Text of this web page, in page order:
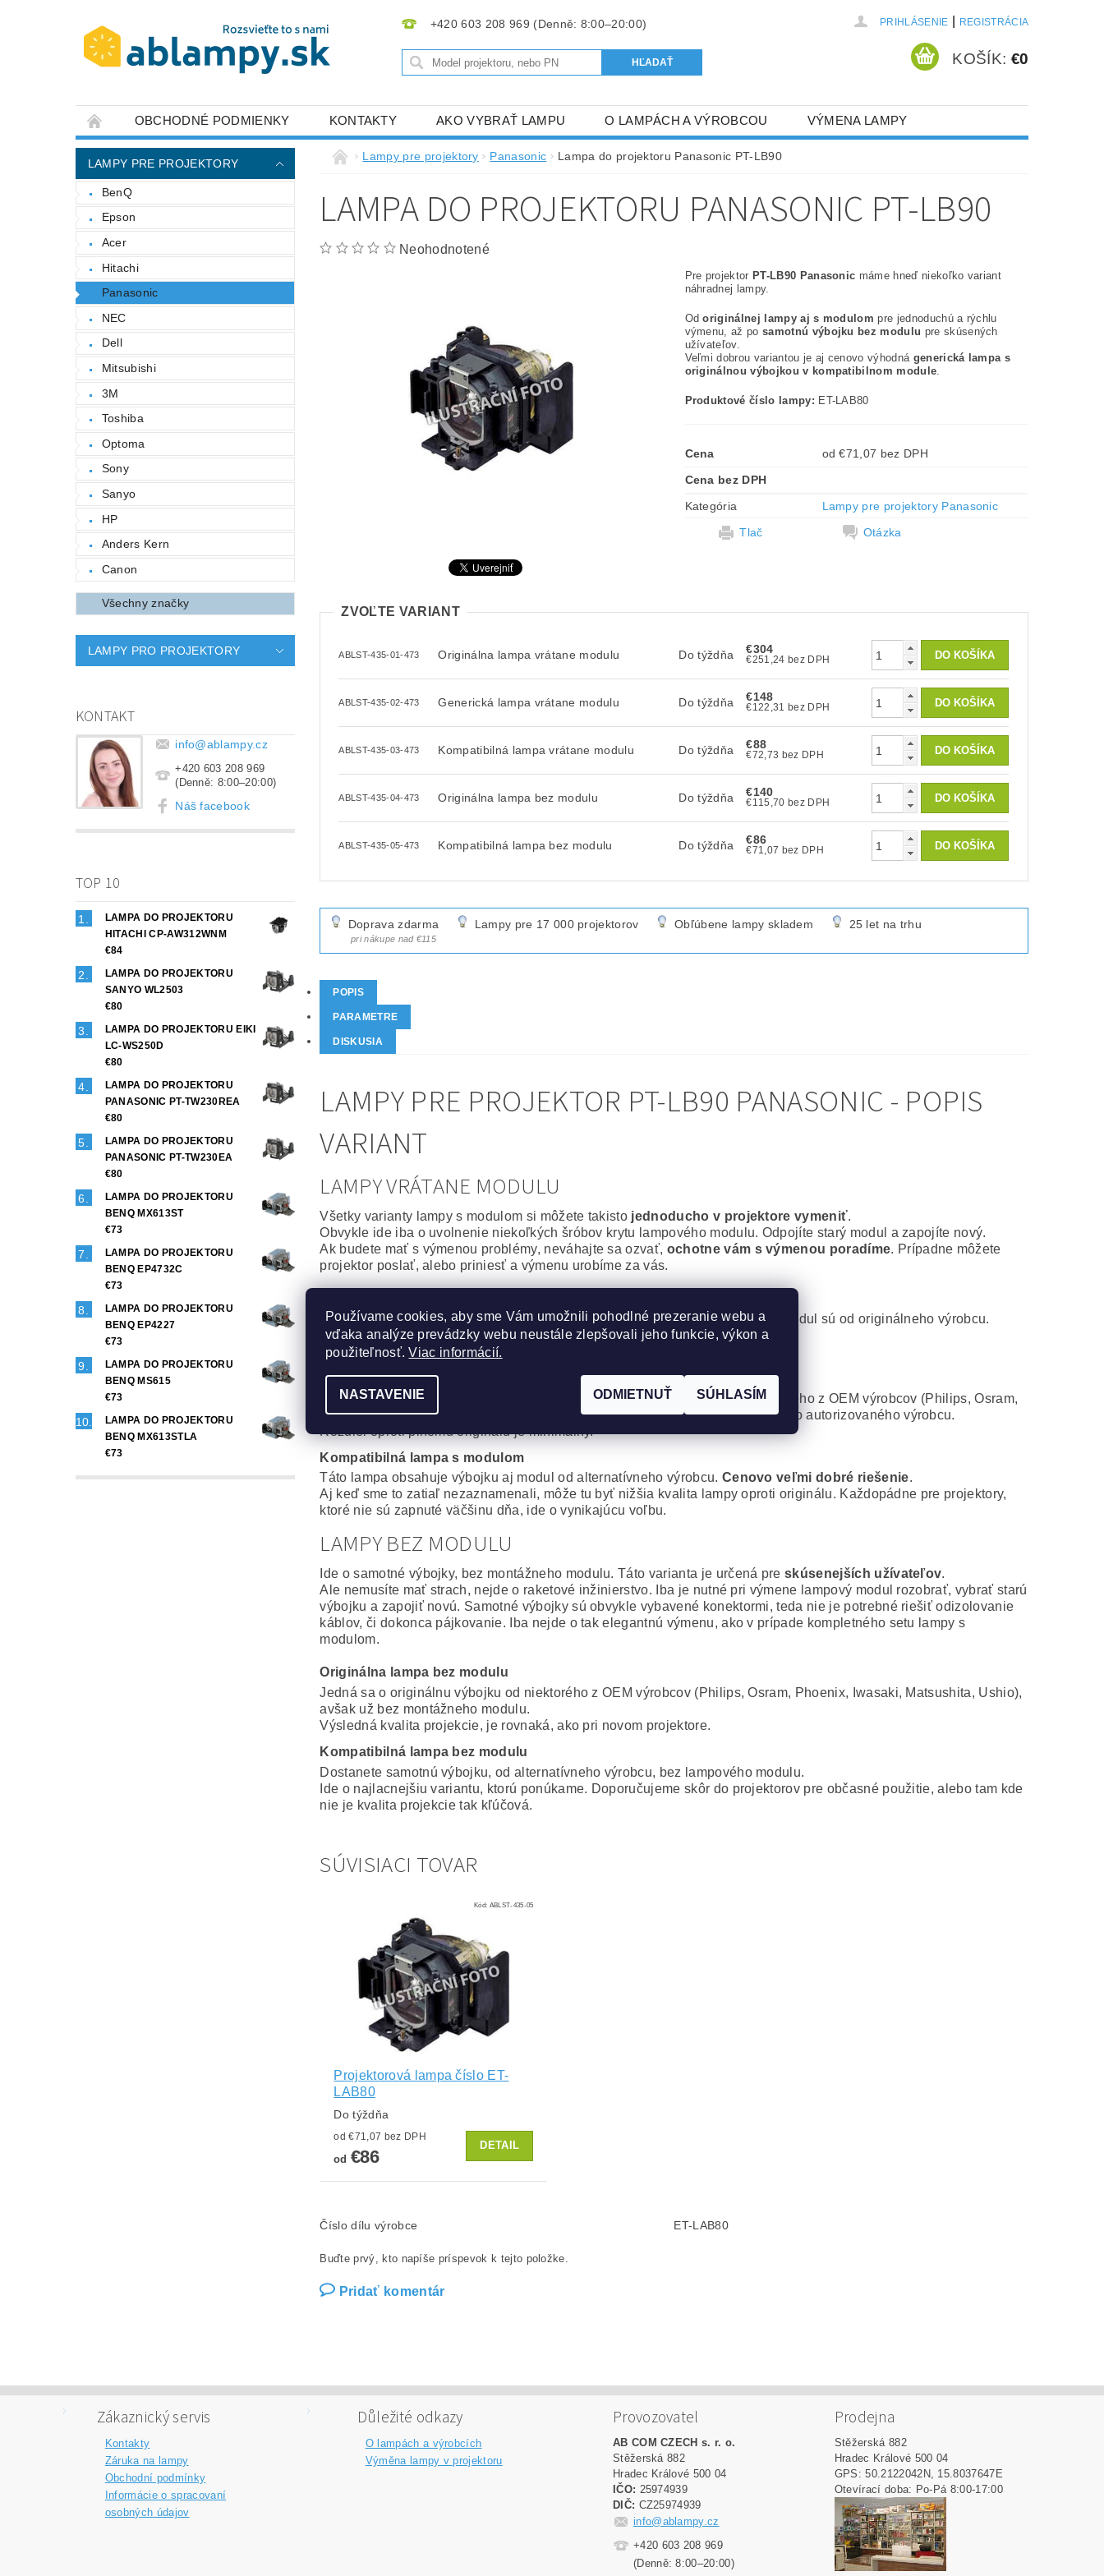
+420 603 208 969 PRIHLÁSENIE REGISTRÁCIA
KOŠÍK: €0
OBCHODNÉ PODMIENKY KONTAKTY AKO VYBRAŤ LAMPU O LAMPÁCH A VÝROBCOU VÝMENA LAMPY
LAMPY PRE PROJEKTORY
BenQ
Epson
Acer
Hitachi
Panasonic
NEC
Dell
Mitsubishi
3M
Toshiba
Optoma
Sony
Sanyo
HP
Anders Kern
Canon
Všechny značky
LAMPY PRO PROJEKTORY
KONTAKT
info@ablampy.cz
+420 603 208 969
(Denně: 8:00–20:00)
Náš facebook
TOP 10
LAMPA DO PROJEKTORU
HITACHI CP-AW312WNM
€84
LAMPA DO PROJEKTORU
SANYO WL2503
€80
LAMPA DO PROJEKTORU EIKI
LC-WS250D
€80
LAMPA DO PROJEKTORU
PANASONIC PT-TW230REA
€80
LAMPA DO PROJEKTORU
PANASONIC PT-TW230EA
€80
LAMPA DO PROJEKTORU
BENQ MX613ST
€73
LAMPA DO PROJEKTORU
BENQ EP4732C
€73
LAMPA DO PROJEKTORU
BENQ EP4227
€73
LAMPA DO PROJEKTORU
BENQ MS615
€73
LAMPA DO PROJEKTORU
BENQ MX613STLA
€73
Lampy pre projektory Panasonic Lampa do projektoru Panasonic PT-LB90
LAMPA DO PROJEKTORU PANASONIC PT-LB90
Neohodnotené
Pre projektor PT-LB90 Panasonic máme hneď niekoľko variant
náhradnej lampy.
Odoriginálnej lampy aj s modulom pre jednoduchú a rýchlu
výmenu, až po samotnú výbojku bez modulu pre skúsených
užívateľov.
Veľmi dobrou variantou je aj cenovo výhodná generická lampa s
originálnou výbojkou v kompatibilnom module.
Produktové číslo lampy: ET-LAB80
Cena
od €71,07 bez DPH
Cena bez DPH
Kategória
Lampy pre projektory Panasonic
Tlač
Otázka
ZVOĽTE VARIANT
ABLST-435-01-473 Originálna lampa vrátane modulu Do týždňa €304
€251,24 bez DPH
ABLST-435-02-473 Generická lampa vrátane modulu Do týždňa €148
€122,31 bez DPH
ABLST-435-03-473 Kompatibilná lampa vrátane modulu Do týždňa €88
€72,73 bez DPH
ABLST-435-04-473 Originálna lampa bez modulu Do týždňa €140
€115,70 bez DPH
ABLST-435-05-473 Kompatibilná lampa bez modulu Do týždňa €86
€71,07 bez DPH
Doprava zdarma
pri nákupe nad €115
Lampy pre 17 000 projektorov Obľúbene lampy skladem 25 let na trhu
POPIS
PARAMETRE
DISKUSIA
LAMPY PRE PROJEKTOR PT-LB90 PANASONIC - POPIS
VARIANT
LAMPY VRÁTANE MODULU
Všetky varianty lampy s modulom si môžete takisto jednoducho v projektore vymeniť.
Obvykle ide iba o uvolnenie niekoľkých šróbov krytu lampového modulu. Odpojíte starý modul a zapojíte nový.
Ak budete mať s výmenou problémy, neváhajte sa ozvať, ochotne vám s výmenou poradíme. Prípadne môžete
projektor poslať, alebo priniesť a výmenu urobíme za vás.
To najlepšie, čo môžete svojmu projektoru zaobstarať. Výbojka aj montážny modul sú od originálneho výrobcu.
Projektor bude povýmene ako nový.
Maximálna spoľahlivosť a výdrž bez kompromisov.
Generická lampa vrátane modulu
Veľmi dobré riešenie, za výhodnú cenu. Kvalitná originálna výbojka od niektorého z OEM výrobcov (Philips, Osram,
Phoenix, Iwasaki, Matsushita, Ushio) s montážnym modulom od kompatibilného autorizovaného výrobcu.
Rozdiel oproti plnému originálu je minimálny.
Kompatibilná lampa s modulom
Táto lampa obsahuje výbojku aj modul od alternatívneho výrobcu. Cenovo veľmi dobré riešenie.
Aj keď sme to zatiaľ nezaznamenali, môže tu byť nižšia kvalita lampy oproti originálu. Každopádne pre projektory,
ktoré nie sú zapnuté väčšinu dňa, ide o vynikajúcu voľbu.
LAMPY BEZ MODULU
Ide o samotné výbojky, bez montážneho modulu. Táto varianta je určená preskúsenejších užívateľov.
Ale nemusíte mať strach, nejde o raketové inžinierstvo. Iba je nutné pri výmene lampový modul rozobrať, vybrať starú
výbojku a zapojiť novú. Samotné výbojky sú obvykle vybavené konektormi, teda nie je potrebné riešiť odizolovanie
káblov, či dokonca pájkovanie. Iba nejde o tak elegantnú výmenu, ako v prípade kompletného setu lampy s
modulom.
Originálna lampa bez modulu
Jedná sa o originálnu výbojku od niektorého z OEM výrobcov (Philips, Osram, Phoenix, Iwasaki, Matsushita, Ushio),
avšak už bez montážneho modulu.
Výsledná kvalita projekcie, je rovnaká, ako pri novom projektore.
Kompatibilná lampa bez modulu
Dostanete samotnú výbojku, od alternatívneho výrobcu, bez lampového modulu.
Ide o najlacnejšiu variantu, ktorú ponúkame. Doporučujeme skôr do projektorov pre občasné použitie, alebo tam kde
nie je kvalita projekcie tak kľúčová.
SÚVISIACI TOVAR
Kód: ABLST-435-05
Projektorová lampa číslo ET-
LAB80
Do týždňa
od €71,07 bez DPH
od €86
DETAIL
Číslo dílu výrobce ET-LAB80
Buďte prvý, kto napíše príspevok k tejto položke.
Pridať komentár
Zákaznický servis
Kontakty
Záruka na lampy
Obchodní podmínky
Informácie o spracovaní
osobných údajov
Důležité odkazy
O lampách a výrobcích
Výměna lampy v projektoru
Provozovatel
AB COM CZECH s. r. o.
Stěžerská 882
Hradec Králové 500 04
IČO: 25974939
DIČ: CZ25974939
info@ablampy.cz
+420 603 208 969
(Denně: 8:00–20:00)
Prodejna
Stěžerská 882
Hradec Králové 500 04
GPS: 50.2122042N, 15.8037647E
Otevírací doba: Po-Pá 8:00-17:00
Používame cookies, aby sme Vám umožnili pohodlné prezeranie webu a
vďaka analýze prevádzky webu neustále zlepšovali jeho funkcie, výkon a
použiteľnosť.Viac informácií.
NASTAVENIE ODMIETNUŤ SÚHLASÍM